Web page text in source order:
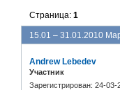
15.01 – 31.01.2010
Страница:1
Andrew Lebedev
Участник
Зарегистрирован: 24-03-